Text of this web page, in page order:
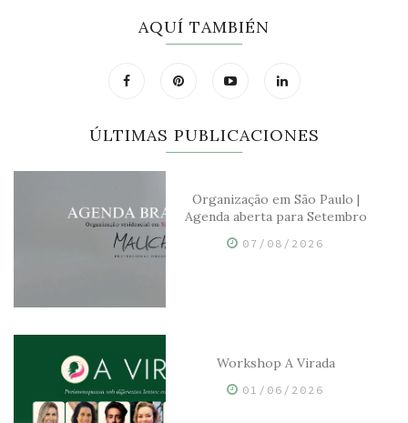
AQUÍ TAMBIÉN
ÚLTIMAS PUBLICACIONES
Organização em São Paulo |
Agenda aberta para Setembro
07/08/2026
Workshop A Virada
01/06/2026